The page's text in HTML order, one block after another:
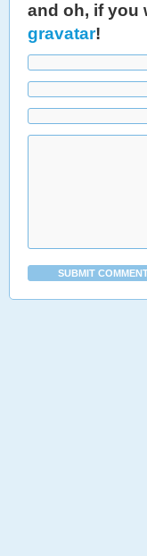
and oh, if you
gravatar!